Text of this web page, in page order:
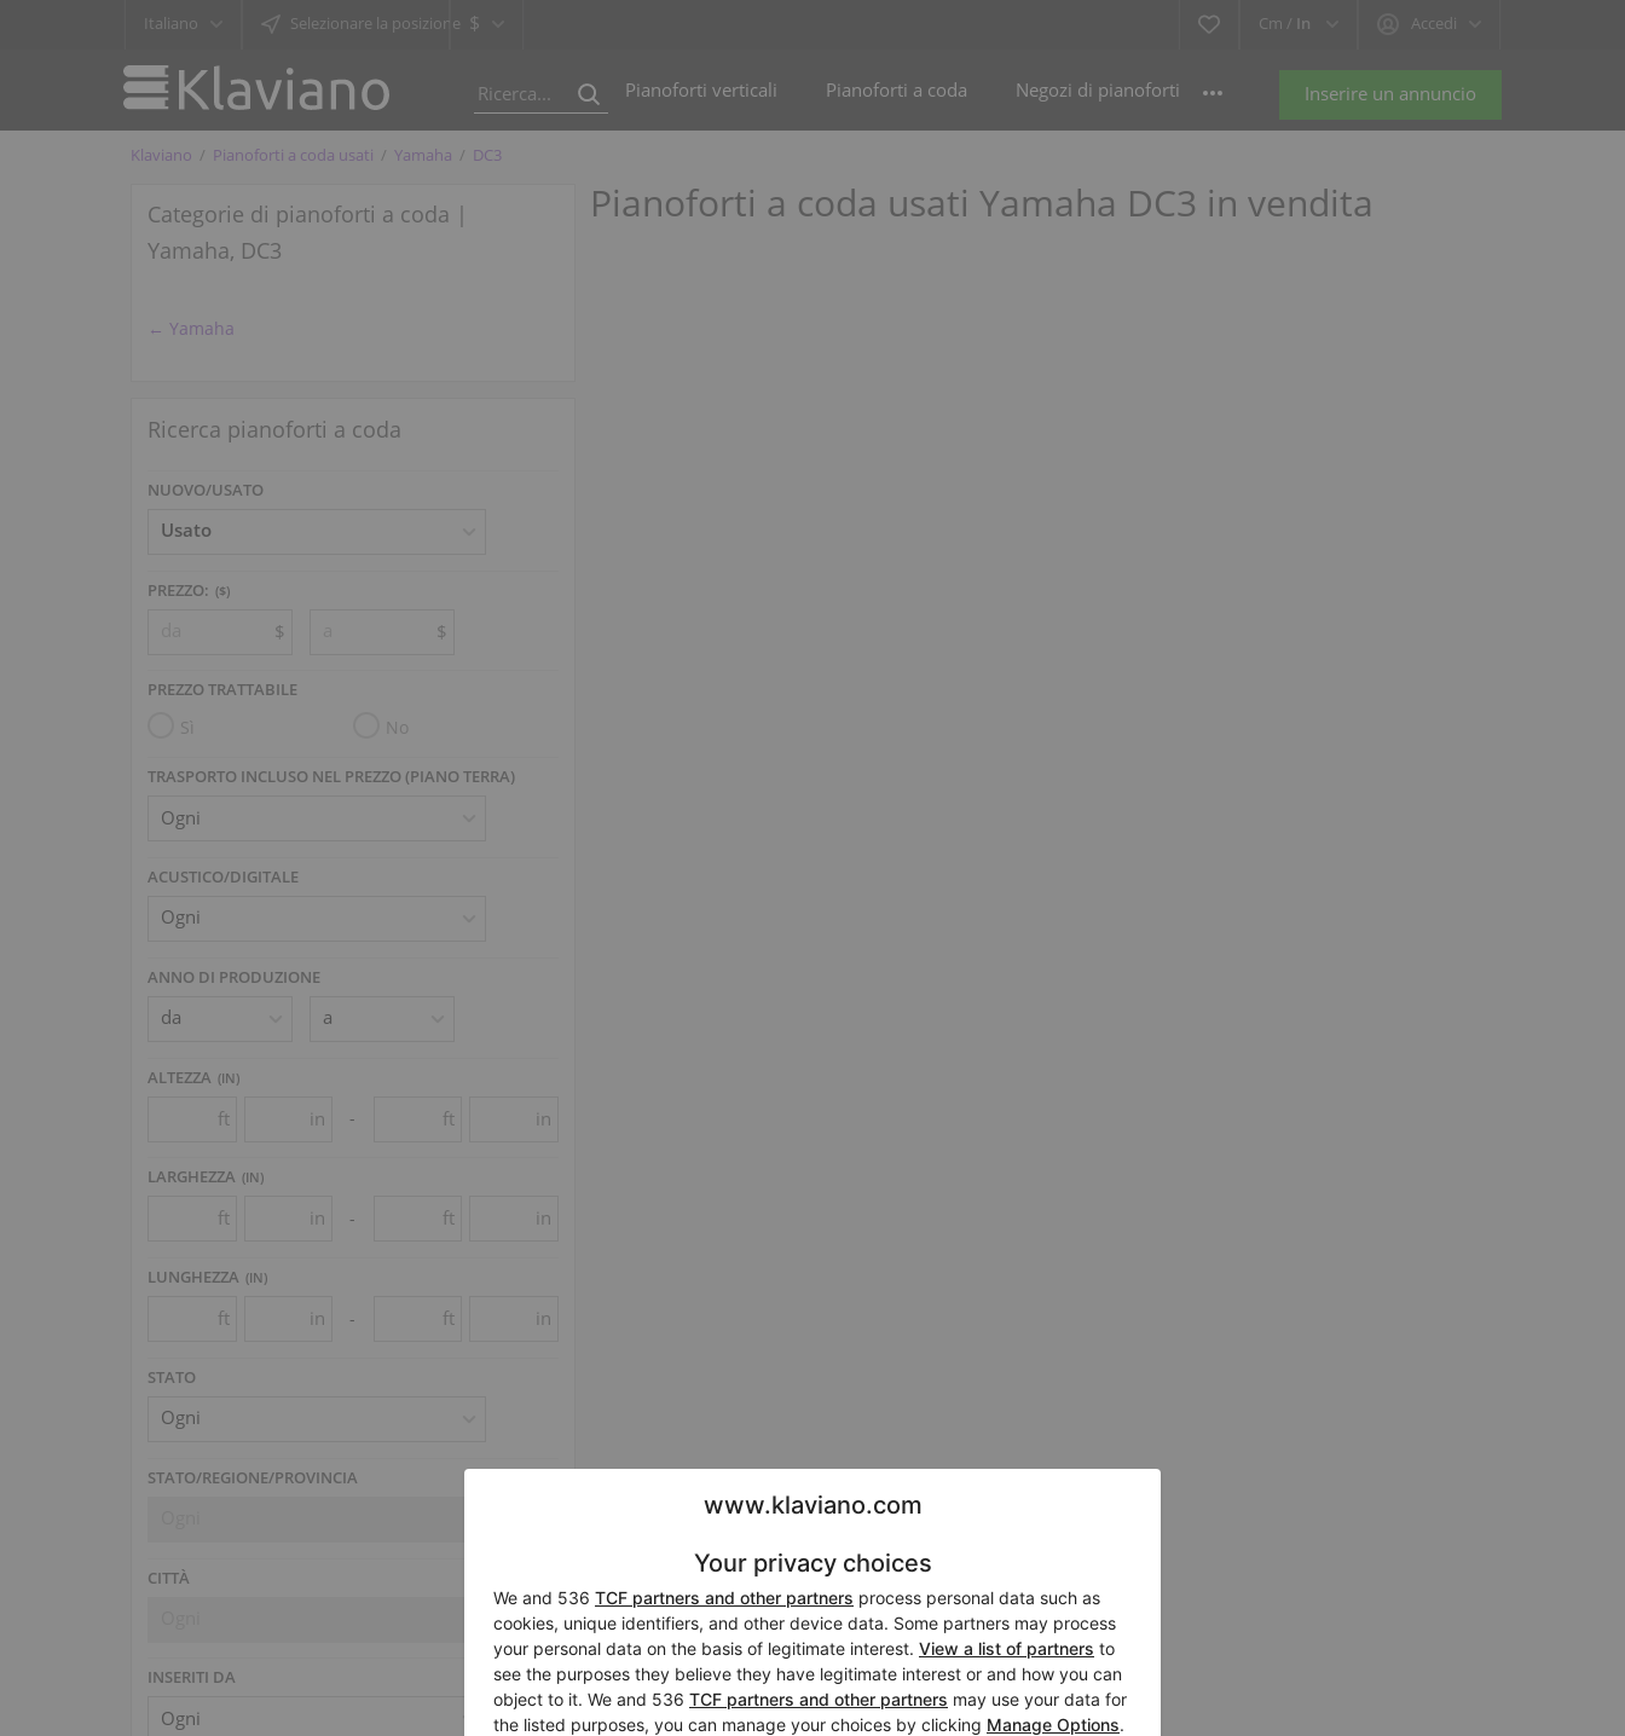
Italiano Selezionare la posizione $ Cm / In Accedi
Inserire un annuncio
Pianoforti verticali Pianoforti a coda Negozi di pianoforti
Klaviano Pianoforti a coda usati Yamaha DC3
Categorie di pianoforti a coda |
Yamaha, DC3
← Yamaha
Ricerca pianoforti a coda
NUOVO/USATO
PREZZO: ($)
$ $
PREZZO TRATTABILE
Sì No
TRASPORTO INCLUSO NEL PREZZO (PIANO TERRA)
ACUSTICO/DIGITALE
ANNO DI PRODUZIONE
ALTEZZA (IN)
ft in - ft in
LARGHEZZA (IN)
ft in - ft in
LUNGHEZZA (IN)
ft in - ft in
STATO
Ogni
STATO/REGIONE/PROVINCIA
CITTÀ
INSERITI DA
Pianoforti a coda usati Yamaha DC3 in vendita